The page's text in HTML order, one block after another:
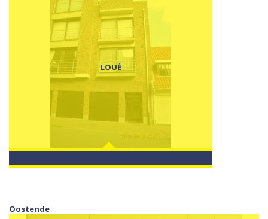
LOUÉ
Oostende